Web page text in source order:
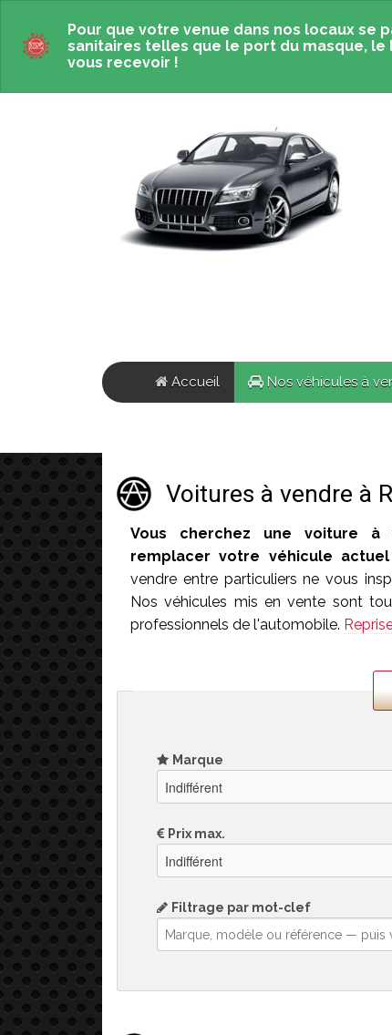
Pour que votre venue dans nos locaux se
sanitaires telles que le port du masque,
vous recevoir !
Accueil Nos véhicules à
Voitures à vendre à
Vous cherchez une voiture
remplacer votre véhicule actuel
vendre entre particuliers ne vous
Nos véhicules mis en vente sont
professionnels de l'automobile.
Marque
Prix max.
Filtrage par mot-clef